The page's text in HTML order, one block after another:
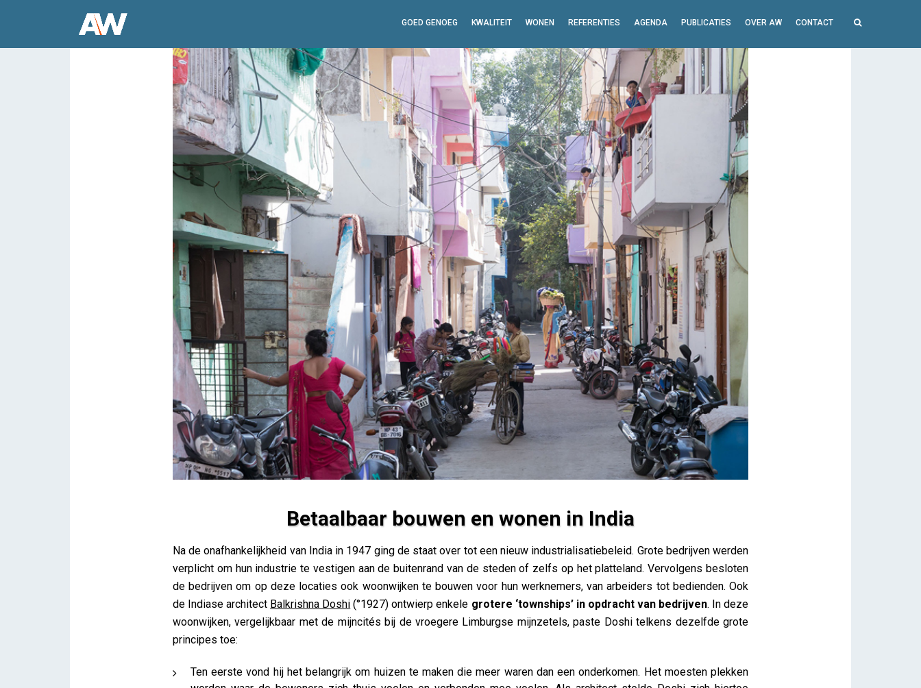
GOED GENOEG KWALITEIT WONEN REFERENTIES AGENDA PUBLICATIES OVER AW CONTACT
Betaalbaar bouwen en wonen in India
Betaalbaar bouwen en wonen in India
Lieve Drooghmans
Na de onafhankelijkheid van India in 1947 ging de staat over tot een nieuw industrialisatiebeleid. Grote bedrijven werden
verplicht om hun industrie te vestigen aan de buitenrand van de steden of zelfs op het platteland. Vervolgens besloten
de bedrijven om op deze locaties ook woonwijken te bouwen voor hun werknemers, van arbeiders tot bedienden. Ook
de Indiase architect Balkrishna Doshi (°1927) ontwierp enkele grotere ‘townships’ in opdracht van bedrijven. In deze
woonwijken, vergelijkbaar met de mijncités bij de vroegere Limburgse mijnzetels, paste Doshi telkens dezelfde grote
principes toe:
Ten eerste vond hij het belangrijk om huizen te maken die meer waren dan een onderkomen. Het moesten plekken